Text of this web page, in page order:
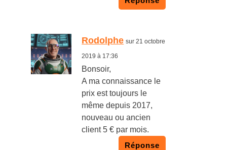
Rodolphe sur 21 octobre
2019 à 17:36
Bonsoir,
A ma connaissance le
prix est toujours le
même depuis 2017,
nouveau ou ancien
client 5 € par mois.
Réponse